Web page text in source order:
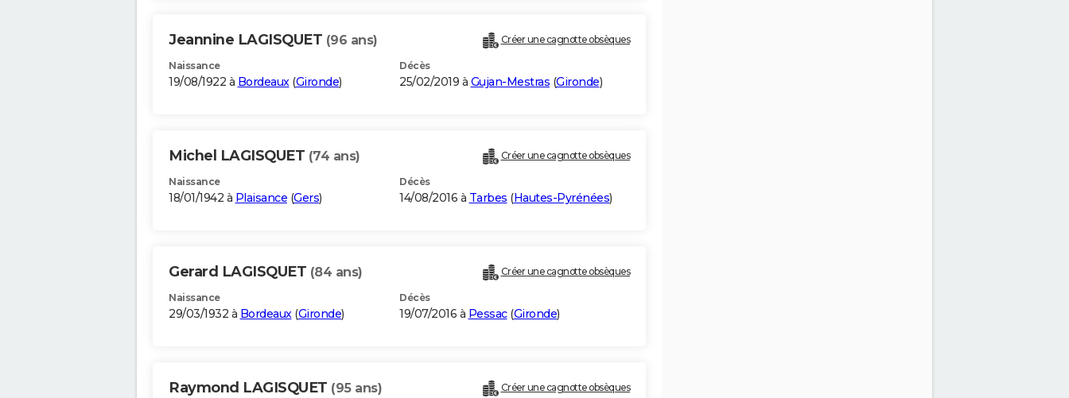
Jeannine LAGISQUET (96 ans) Créer une cagnotte obsèques
Naissance
19/08/1922 à Bordeaux(Gironde)
Décès
25/02/2019 à Gujan-Mestras (Gironde)
Michel LAGISQUET (74 ans) Créer une cagnotte obsèques
Naissance
18/01/1942 à Plaisance (Gers)
Décès
14/08/2016 à Tarbes (Hautes-Pyrénées)
Gerard LAGISQUET (84 ans) Créer une cagnotte obsèques
Naissance
29/03/1932 à Bordeaux(Gironde)
Décès
19/07/2016 à Pessac(Gironde)
Raymond LAGISQUET (95 ans) Créer une cagnotte obsèques